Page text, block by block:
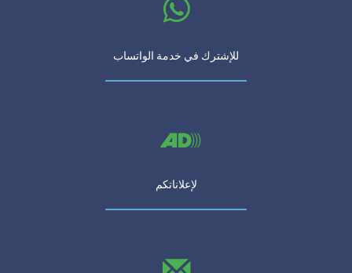
للإشترك في خدمة الواتساب
لإعلاناتكم